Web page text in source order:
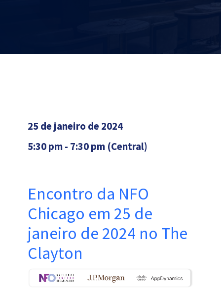
25 de janeiro de 2024
5:30 pm - 7:30 pm (Central)
Encontro da NFO
Chicago em 25 de
janeiro de 2024 no The
Clayton